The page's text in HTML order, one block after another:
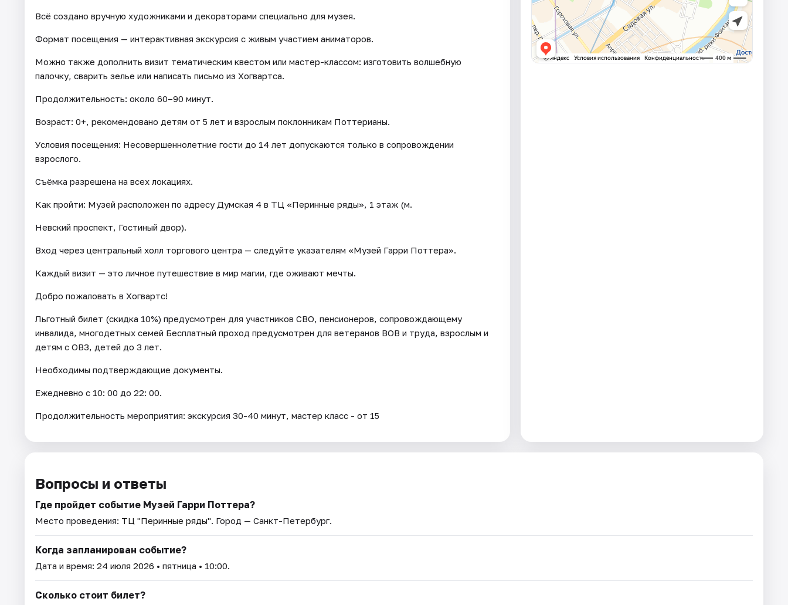
Всё создано вручную художниками и декораторами специально для музея.
Формат посещения — интерактивная экскурсия с живым участием аниматоров.
Можно также дополнить визит тематическим квестом или мастер-классом: изготовить волшебную
палочку, сварить зелье или написать письмо из Хогвартса.
Продолжительность: около 60–90 минут.
Возраст: 0+, рекомендовано детям от 5 лет и взрослым поклонникам Поттерианы.
Условия посещения: Несовершеннолетние гости до 14 лет допускаются только в сопровождении
взрослого.
Съёмка разрешена на всех локациях.
Как пройти: Музей расположен по адресу Думская 4 в ТЦ «Перинные ряды», 1 этаж (м.
Невский проспект, Гостиный двор).
Вход через центральный холл торгового центра — следуйте указателям «Музей Гарри Поттера».
Каждый визит — это личное путешествие в мир магии, где оживают мечты.
Добро пожаловать в Хогвартс!
Льготный билет (скидка 10%) предусмотрен для участников СВО, пенсионеров, сопровождающему
инвалида, многодетных семей Бесплатный проход предусмотрен для ветеранов ВОВ и труда, взрослым и
детям с ОВЗ, детей до 3 лет.
Необходимы подтверждающие документы.
Ежедневно с 10: 00 до 22: 00.
Продолжительность мероприятия: экскурсия 30-40 минут, мастер класс - от 15
Вопросы и ответы
Где пройдет событие Музей Гарри Поттера?
Место проведения: ТЦ "Перинные ряды". Город — Санкт-Петербург.
Когда запланирован событие?
Дата и время: 24 июля 2026 • пятница • 10:00.
Сколько стоит билет?